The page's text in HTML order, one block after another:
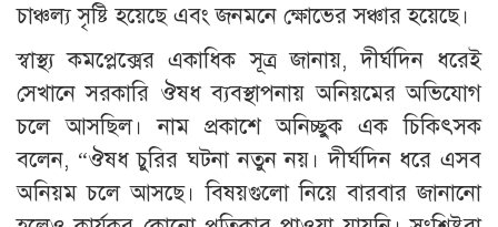
চাঞ্চল্য সৃষ্টি হয়েছে এবং জনমনে ক্ষোভের সঞ্চার হয়েছে।
স্বাস্থ্য কমপ্লেক্সের একাধিক সূত্র জানায়, দীর্ঘদিন ধরেই
সেখানে সরকারি ঔষধ ব্যবস্থাপনায় অনিয়মের অভিযোগ
চলে আসছিল। নাম প্রকাশে অনিচ্ছুক এক চিকিৎসক
বলেন, “ঔষধ চুরির ঘটনা নতুন নয়। দীর্ঘদিন ধরে এসব
অনিয়ম চলে আসছে। বিষয়গুলো নিয়ে বারবার জানানো